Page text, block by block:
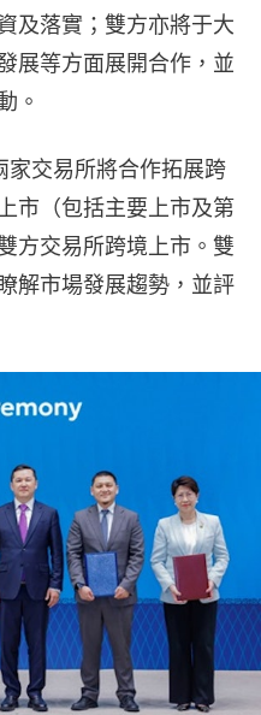
及落實；雙方亦將于大
展等方面展開合作，並
。
家交易所將合作拓展跨
市（包括主要上市及第
方交易所跨境上市。雙
解市場發展趨勢，並評